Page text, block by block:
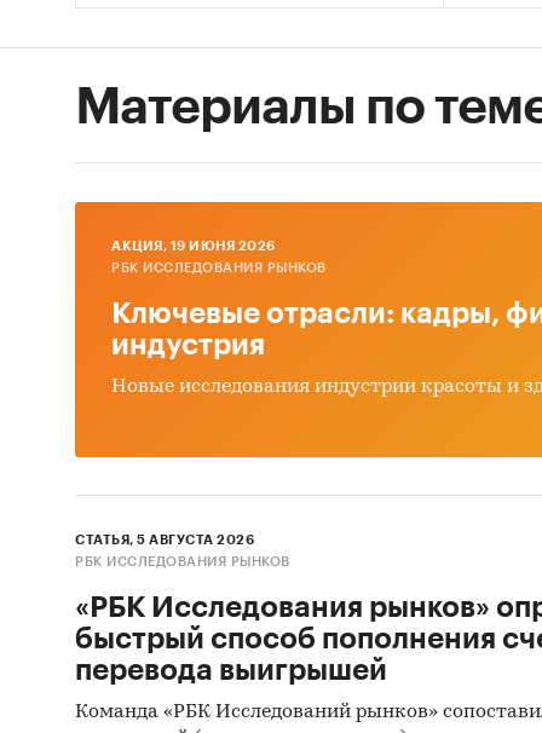
Особое
были
Объем
Материалы по
AКЦИЯ, 19 ИЮНЯ 2026
РБК ИССЛЕДОВАНИЯ РЫНКОВ
Ключевые отрасли: кадры,
индустрия
Новые исследования индустрии красоты и
СТАТЬЯ, 5 АВГУСТА 2026
РБК ИССЛЕДОВАНИЯ РЫНКОВ
«РБК Исследования рынков»
быстрый способ пополнения
перевода выигрышей
Команда «РБК Исследований рынков»